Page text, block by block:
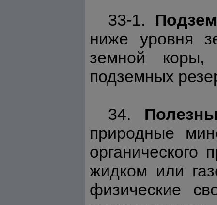
33-1.
ниже уровня
земной коры,
подземных
34.
природные
органического
жидком или
физические